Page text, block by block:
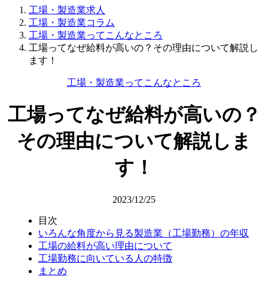
工場・製造業求人
工場・製造業コラム
工場・製造業ってこんなところ
工場ってなぜ給料が高いの？その理由について解説し
ます！
工場・製造業ってこんなところ
工場ってなぜ給料が高いの？
その理由について解説しま
す！
2023/12/25
目次
いろんな角度から見る製造業（工場勤務）の年収
工場の給料が高い理由について
工場勤務に向いている人の特徴
まとめ